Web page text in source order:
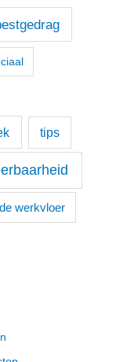
tips
werkvloer